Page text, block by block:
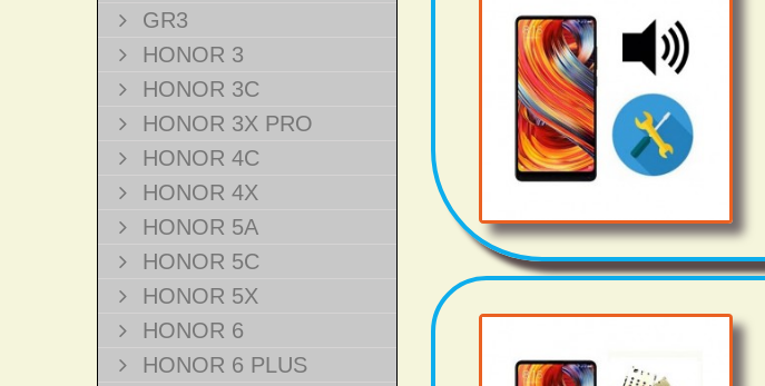
GR3
HONOR 3
HONOR 3C
HONOR 3X PRO
HONOR 4C
HONOR 4X
HONOR 5A
HONOR 5C
HONOR 5X
HONOR 6
HONOR 6 PLUS